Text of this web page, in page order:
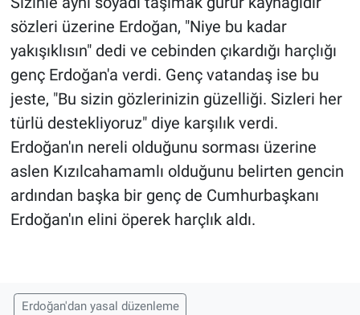
sözleri üzerine Erdoğan, "Niye bu kadar
yakışıklısın" dedi ve cebinden çıkardığı harçlığı
genç Erdoğan'a verdi. Genç vatandaş ise bu
jeste, "Bu sizin gözlerinizin güzelliği. Sizleri her
türlü destekliyoruz" diye karşılık verdi.
Erdoğan'ın nereli olduğunu sorması üzerine
aslen Kızılcahamamlı olduğunu belirten gencin
ardından başka bir genç de Cumhurbaşkanı
Erdoğan'ın elini öperek harçlık aldı.
Erdoğan'dan yasal düzenleme